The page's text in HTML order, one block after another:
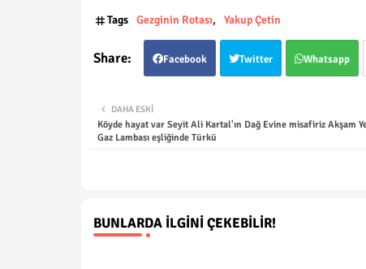
Tags Gezginin Rotası Yakup Çetin
Facebook Twitter Whatsapp
DAHA ESKI
Köyde hayat var Seyit Ali Kartal'ın Dağ Evine misafiriz Akşam
Gaz Lambası eşliğinde Türkü
BUNLARDA İLGINI ÇEKEBILIR!